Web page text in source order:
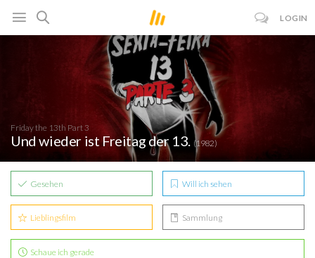
LOGIN
Friday the 13th Part 3
Und wieder ist Freitag der 13. (1982)
Gesehen Will ich sehen
Lieblingsfilm Sammlung
Schaue ich gerade